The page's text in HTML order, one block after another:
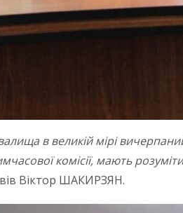
в великій мірі
комісії, мають
Віктор ШАКИРЗЯН.